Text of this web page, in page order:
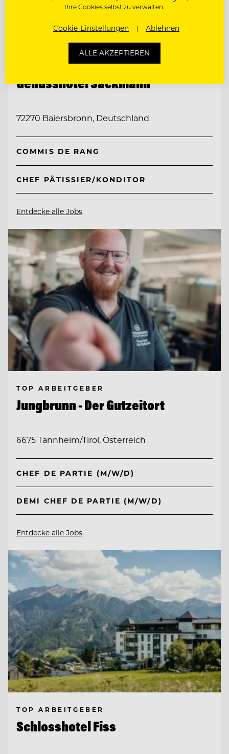
TOP ARBEITGEBER
Genusshotel Sackmann
72270 Baiersbronn, Deutschland
COMMIS DE RANG
CHEF PÂTISSIER/KONDITOR
Entdecke alle Jobs
TOP ARBEITGEBER
Jungbrunn - Der Gutzeitort
6675 Tannheim/Tirol, Österreich
CHEF DE PARTIE (M/W/D)
DEMI CHEF DE PARTIE (M/W/D)
Entdecke alle Jobs
TOP ARBEITGEBER
Schlosshotel Fiss
Ihre Cookies selbst zu verwalten.
Cookie-Einstellungen Ablehnen
ALLE AKZEPTIEREN